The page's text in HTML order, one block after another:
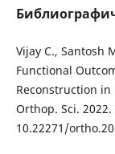
Vijay C., Santosh
Functional
Reconstruction in
Orthop. Sci.
10.22271/